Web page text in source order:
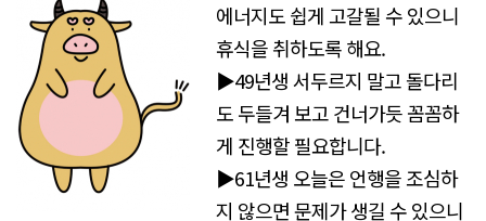
에너지도 쉽게 고갈될 수 있으니
휴식을 취하도록 해요.
▶49년생 서두르지 말고 돌다리
도 두들겨 보고 건너가듯 꼼꼼하
게 진행할 필요합니다.
▶61년생 오늘은 언행을 조심하
지 않으면 문제가 생길 수 있으니